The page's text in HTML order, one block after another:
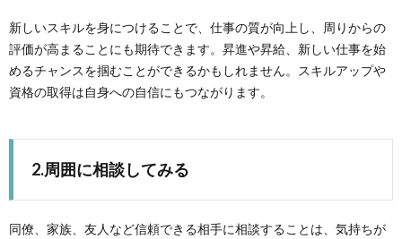
新しいスキルを身につけることで、仕事の質が向上し、周りからの
評価が高まることにも期待できます。昇進や昇給、新しい仕事を始
めるチャンスを掴むことができるかもしれません。スキルアップや
資格の取得は自身への自信にもつながります。
2.周囲に相談してみる
同僚、家族、友人など信頼できる相手に相談することは、気持ちが